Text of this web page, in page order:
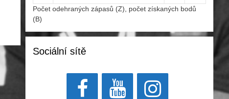
Počet odehraných zápasů (Z), počet získaných bodů
(B)
Sociální sítě